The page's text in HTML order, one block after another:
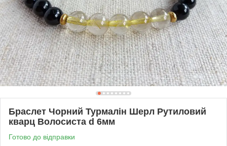
Браслет Чорний Турмалін Шерл Рутиловий
кварц Волосиста d 6мм
Готово до відправки